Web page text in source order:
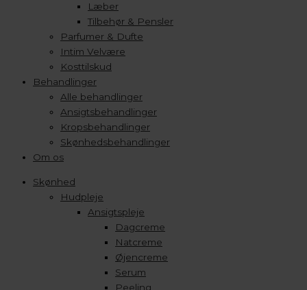
Læber
Tilbehør & Pensler
Parfumer & Dufte
Intim Velvære
Kosttilskud
Behandlinger
Alle behandlinger
Ansigtsbehandlinger
Kropsbehandlinger
Skønhedsbehandlinger
Om os
Skønhed
Hudpleje
Ansigtspleje
Dagcreme
Natcreme
Øjencreme
Serum
Peeling